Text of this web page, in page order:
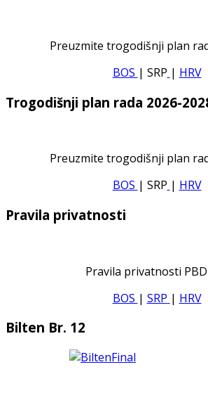
Preuzmite trogodišnji plan
BOS | SRP | HRV
Trogodišnji plan rada 2026-
Preuzmite trogodišnji plan
BOS | SRP | HRV
Pravila privatnosti
Pravila privatnosti
BOS | SRP | HRV
Bilten Br. 12